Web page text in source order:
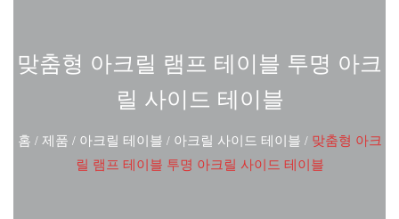
맞춤형 아크릴 램프 테이블 투명 아크
릴 사이드 테이블
홈 / 제품 / 아크릴 테이블 / 아크릴 사이드 테이블 / 맞춤형 아크
릴 램프 테이블 투명 아크릴 사이드 테이블